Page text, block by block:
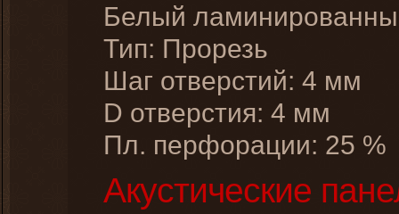
Белый
Тип: Прорезь
Шаг отверстий: 4 мм
D отверстия: 4 мм
Пл. перфорации: 25 %
Акустические